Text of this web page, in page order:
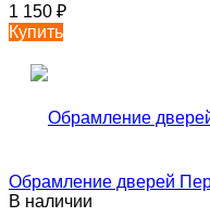
1 150 ₽
Купить
Обрамление дверей
В наличии